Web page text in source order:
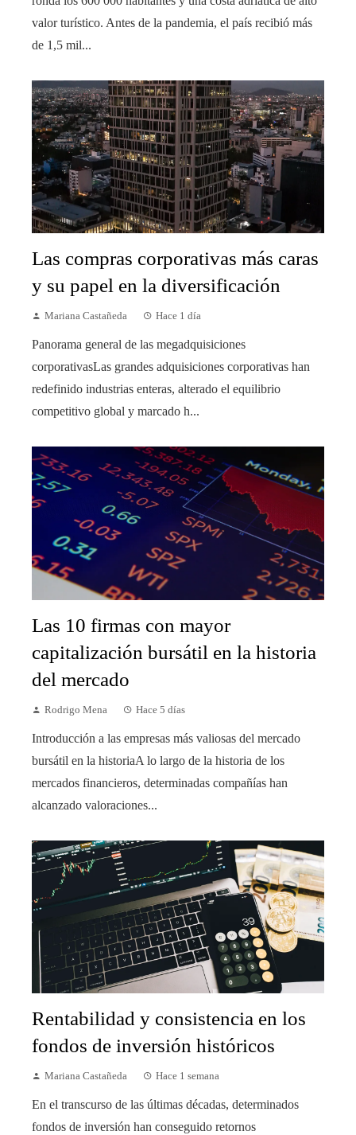
valor turístico. Antes de la pandemia, el país recibió más
de 1,5 mil...
Las compras corporativas más caras
y su papel en la diversificación
Mariana Castañeda Hace 1 día
Panorama general de las megadquisiciones
corporativasLas grandes adquisiciones corporativas han
redefinido industrias enteras, alterado el equilibrio
competitivo global y marcado h...
Las 10 firmas con mayor
capitalización bursátil en la historia
del mercado
Rodrigo Mena Hace 5 días
Introducción a las empresas más valiosas del mercado
bursátil en la historiaA lo largo de la historia de los
mercados financieros, determinadas compañías han
alcanzado valoraciones...
Rentabilidad y consistencia en los
fondos de inversión históricos
Mariana Castañeda Hace 1 semana
En el transcurso de las últimas décadas, determinados
fondos de inversión han conseguido retornos